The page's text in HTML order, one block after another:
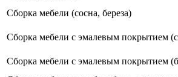
Сборка мебели (сосна, береза)
Сборка мебели с эмалевым покрытием
Сборка мебели с эмалевым покрытием